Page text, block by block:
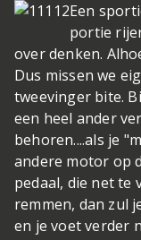
Een
portie
over denken.
Dus missen we
tweevinger bite.
een heel ander
behoren....als je
andere motor op
pedaal, die net te
remmen, dan zul
en je voet verder